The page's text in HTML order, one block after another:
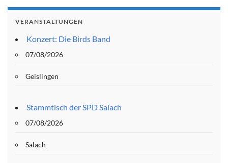
VERANSTALTUNGEN
Konzert: Die Birds Band
07/08/2026
Geislingen
Stammtisch der SPD Salach
07/08/2026
Salach